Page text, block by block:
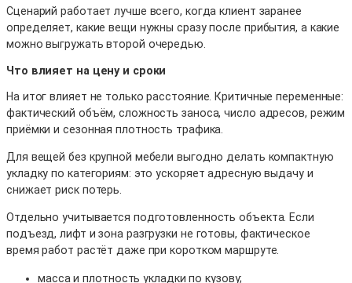
Сценарий работает лучше всего, когда клиент заранее
определяет, какие вещи нужны сразу после прибытия, а какие
можно выгружать второй очередью.
Что влияет на цену и сроки
На итог влияет не только расстояние. Критичные переменные:
фактический объём, сложность заноса, число адресов, режим
приёмки и сезонная плотность трафика.
Для вещей без крупной мебели выгодно делать компактную
укладку по категориям: это ускоряет адресную выдачу и
снижает риск потерь.
Отдельно учитывается подготовленность объекта. Если
подъезд, лифт и зона разгрузки не готовы, фактическое
время работ растёт даже при коротком маршруте.
масса и плотность укладки по кузову;